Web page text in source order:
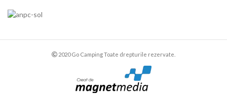
2020 Go Camping Toate drepturile rezervate.